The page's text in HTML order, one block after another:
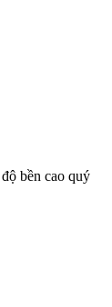
bền cao quý